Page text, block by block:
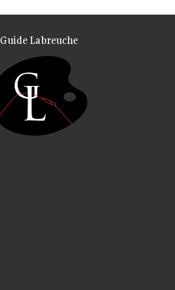
Guide Labreuche